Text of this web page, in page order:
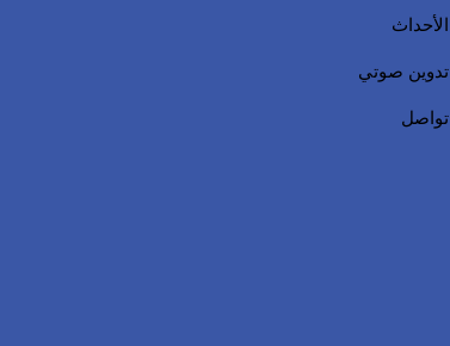
الأحداث
تدوين صوتي
تواصل